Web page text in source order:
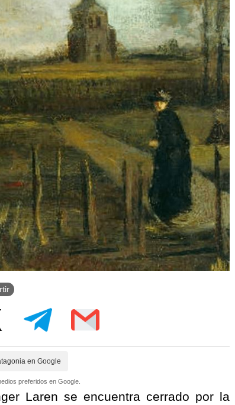
en Google
preferidos en Google.
Laren se encuentra cerrado por la